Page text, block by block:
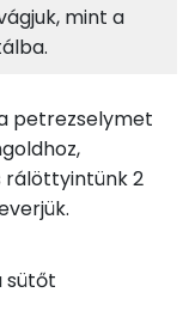
0 kcal
mint a
petrezselymet
rálöttyintünk 2
sütőt